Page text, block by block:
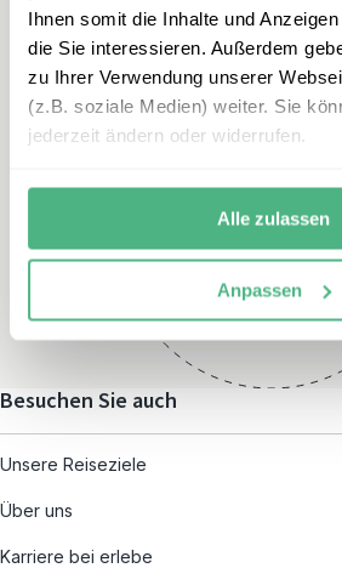
Ihnen somit die Inhalte und Anzeigen
die Sie interessieren. Außerdem
zu Ihrer Verwendung unserer
(z.B. soziale Medien) weiter. Sie
jederzeit ändern oder widerrufen.
Alle zulassen
Anpassen
Montag – Freitag:
und nach
Terminvereinbarung
Besuchen Sie auch
Unsere Reiseziele
Über uns
Karriere bei erlebe